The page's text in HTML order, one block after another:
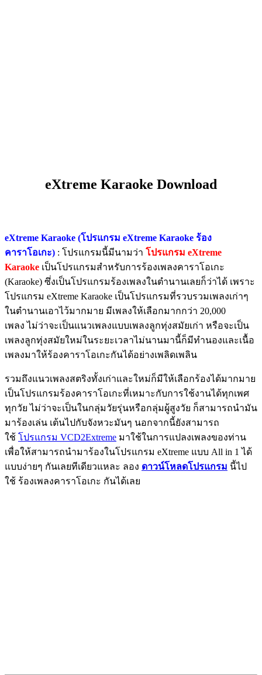
eXtreme Karaoke Download
eXtreme Karaoke (โปรแกรม eXtreme Karaoke ร้อง
คาราโอเกะ) : โปรแกรมนี้มีนามว่า โปรแกรม eXtreme
Karaoke เป็นโปรแกรมสำหรับการร้องเพลงคาราโอเกะ
(Karaoke) ซึ่งเป็นโปรแกรมร้องเพลงในตำนานเลยก็ว่าได้ เพราะ
โปรแกรม eXtreme Karaoke เป็นโปรแกรมที่รวบรวมเพลงเก่าๆ
ในตำนานเอาไว้มากมาย มีเพลงให้เลือกมากกว่า 20,000
เพลง ไม่ว่าจะเป็นแนวเพลงแบบเพลงลูกทุ่งสมัยเก่า หรือจะเป็น
เพลงลูกทุ่งสมัยใหม่ในระยะเวลาไม่นานมานี้ก็มีทำนองและเนื้อ
เพลงมาให้ร้องคาราโอเกะกันได้อย่างเพลิดเพลิน
รวมถึงแนวเพลงสตริงทั้งเก่าและใหม่ก็มีให้เลือกร้องได้มากมาย
เป็นโปรแกรมร้องคาราโอเกะที่เหมาะกับการใช้งานได้ทุกเพศ
ทุกวัย ไม่ว่าจะเป็นในกลุ่มวัยรุ่นหรือกลุ่มผู้สูงวัย ก็สามารถนำมัน
มาร้องเล่น เต้นไปกับจังหวะมันๆ นอกจากนี้ยังสามารถ
ใช้ โปรแกรม VCD2Extreme มาใช้ในการแปลงเพลงของท่าน
เพื่อให้สามารถนำมาร้องในโปรแกรม eXtreme แบบ All in 1 ได้
แบบง่ายๆ กันเลยทีเดียวแหละ ลอง ดาวน์โหลดโปรแกรม นี้ไป
ใช้ ร้องเพลงคาราโอเกะ กันได้เลย